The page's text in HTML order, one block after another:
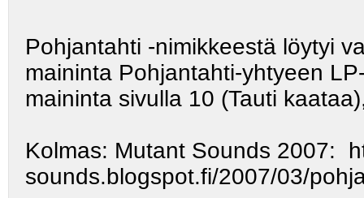
Pohjantahti -nimikkeestä löytyi
maininta Pohjantahti-yhtyeen
maininta sivulla 10 (Tauti
Kolmas: Mutant Sounds 2007:
sounds.blogspot.fi/2007/03/